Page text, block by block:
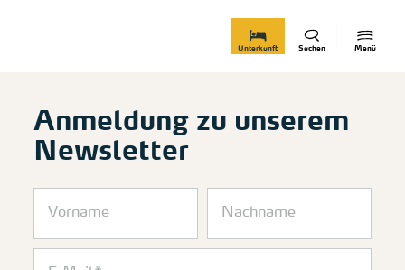
Menü
Suchen
Unterkunft
Anmeldung zu unserem
Newsletter